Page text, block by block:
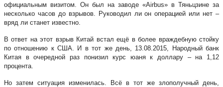
официальным визитом. Он был на заводе «Airbus» в Тяньцзине за
несколько часов до взрывов. Руководил ли он операцией или нет –
вряд ли станет известно.
В ответ на этот взрыв Китай встал ещё в более враждебную стойку
по отношению к США. И в тот же день, 13.08.2015, Народный банк
Китая в очередной раз понизил курс юаня к доллару – на 1,12
процента.
Но затем ситуация изменилась. Всё в тот же злополучный день,